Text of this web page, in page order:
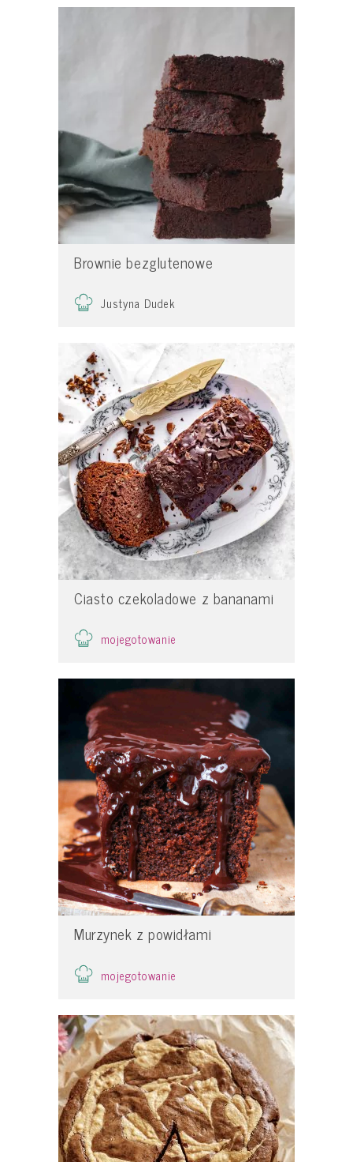
Brownie bezglutenowe
Justyna Dudek
Ciasto czekoladowe z bananami
mojegotowanie
Murzynek z powidłami
mojegotowanie